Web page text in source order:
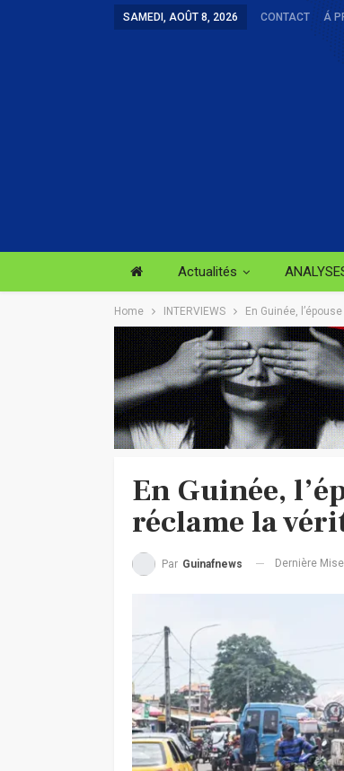
SAMEDI, AOÛT 8, 2026 CONTACT Á
Actualités
Home INTERVIEWS En Guinée,
En Guinée,
réclame la
Par Guinafnews Dernière